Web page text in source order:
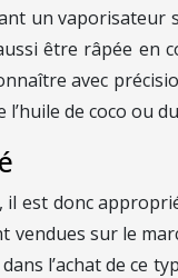
un vaporisateur
être râpée en
avec
de coco ou
il est donc
sur le
l’achat de ce